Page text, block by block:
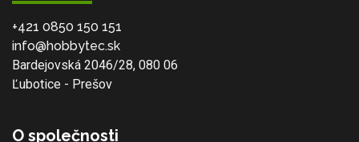
+421 0850 150 151
info@hobbytec.sk
Bardejovská 2046/28, 080 06
Ľubotice - Prešov
O společnosti